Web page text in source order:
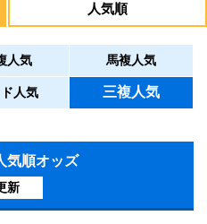
人気順
人気 馬複人気
人気 三複人気
気順オッズ
新